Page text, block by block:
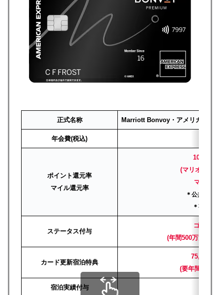
正式名称 Marriott Bonvoy・アメリカン・
年会費(税込)
ポイント還元率
マイル還元率
100円＝
(マリオット
マイル
＊公共料金
＊事業用
ステータス付与
ゴール
(年間500万決済で
カード更新宿泊特典
75,000P
(要年間400万
宿泊実績付与